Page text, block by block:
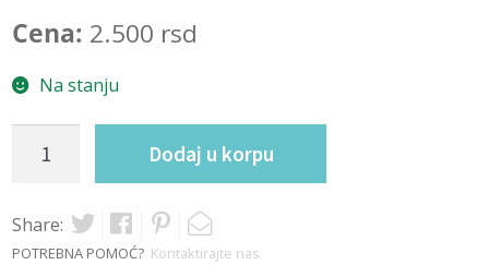
Cena: 2.500 rsd
Na stanju
maca
-
Les
Dodaj u korpu
Share:
POTREBNA POMOĆ? Kontaktirajte nas